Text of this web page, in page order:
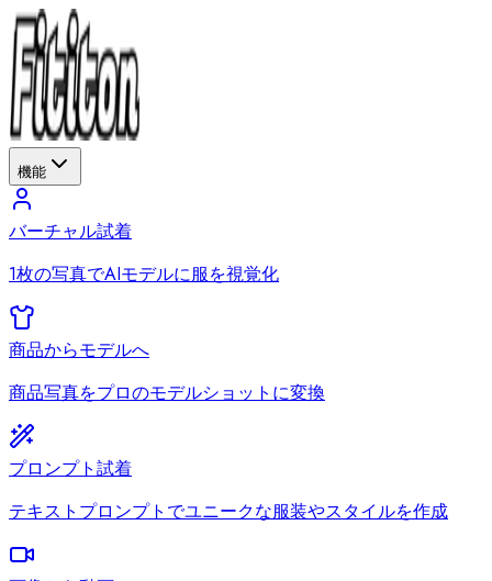
機能
バーチャル試着
1枚の写真でAIモデルに服を視覚化
商品からモデルへ
商品写真をプロのモデルショットに変換
プロンプト試着
テキストプロンプトでユニークな服装やスタイルを作成